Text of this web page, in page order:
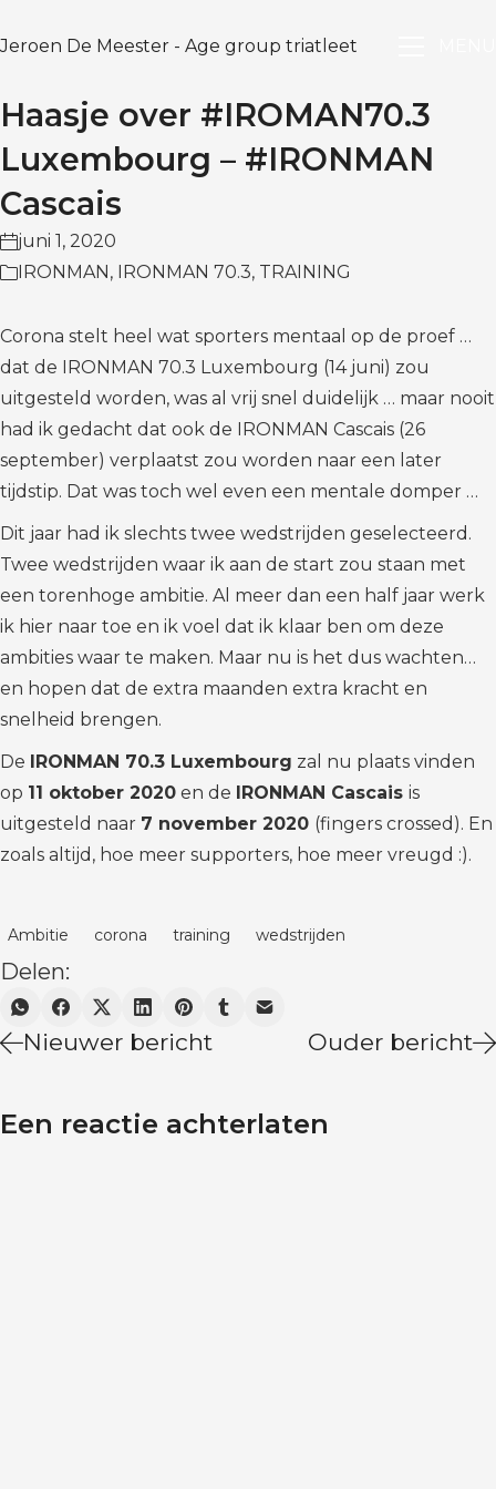
Jeroen De Meester - Age group triatleet
Haasje over #IROMAN70.3
Luxembourg – #IRONMAN
Cascais
juni 1, 2020
IRONMAN, IRONMAN 70.3, TRAINING
Corona stelt heel wat sporters mentaal op de proef …
dat de IRONMAN 70.3 Luxembourg (14 juni) zou
uitgesteld worden, was al vrij snel duidelijk … maar nooit
had ik gedacht dat ook de IRONMAN Cascais (26
september) verplaatst zou worden naar een later
tijdstip. Dat was toch wel even een mentale domper …
Dit jaar had ik slechts twee wedstrijden geselecteerd.
Twee wedstrijden waar ik aan de start zou staan met
een torenhoge ambitie. Al meer dan een half jaar werk
ik hier naar toe en ik voel dat ik klaar ben om deze
ambities waar te maken. Maar nu is het dus wachten…
en hopen dat de extra maanden extra kracht en
snelheid brengen.
De IRONMAN 70.3 Luxembourg zal nu plaats vinden
op 11 oktober 2020 en de IRONMAN Cascais is
uitgesteld naar 7 november 2020 (fingers crossed). En
zoals altijd, hoe meer supporters, hoe meer vreugd :).
Ambitie corona training wedstrijden
Delen:
Nieuwer bericht Ouder bericht
Een reactie achterlaten